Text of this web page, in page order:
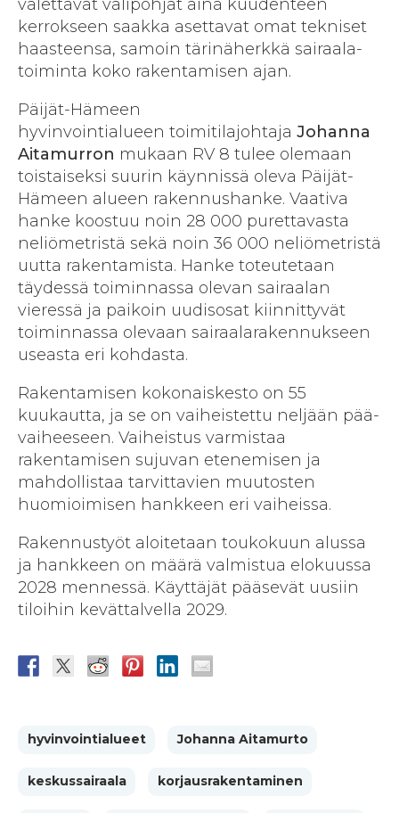
valettavat väli­pohjat aina kuudenteen
kerrokseen saakka asettavat omat tekniset
haasteensa, samoin tärinä­herkkä sairaala­
toiminta koko rakentamisen ajan.
Päijät-Hämeen
hyvinvointialueen toimitilajohtaja Johanna
Aitamurron mukaan RV 8 tulee olemaan
toistaiseksi suurin käynnissä oleva Päijät-
Hämeen alueen rakennus­hanke. Vaativa
hanke koostuu noin 28 000 purettavasta
neliö­metristä sekä noin 36 000 neliömetristä
uutta rakentamista. Hanke toteutetaan
täydessä toiminnassa olevan sairaalan
vieressä ja paikoin uudis­osat kiinnittyvät
toiminnassa olevaan sairaala­rakennukseen
useasta eri kohdasta.
Rakentamisen kokonaiskesto on 55
kuukautta, ja se on vaiheistettu neljään pää­
vaiheeseen. Vaiheistus varmistaa
rakentamisen sujuvan etenemisen ja
mahdollistaa tarvittavien muutosten
huomioimisen hankkeen eri vaiheissa.
Rakennustyöt aloitetaan toukokuun alussa
ja hankkeen on määrä valmistua elokuussa
2028 mennessä. Käyttäjät pääsevät uusiin
tiloihin kevättalvella 2029.
hyvinvointialueet Johanna Aitamurto
keskussairaala korjausrakentaminen